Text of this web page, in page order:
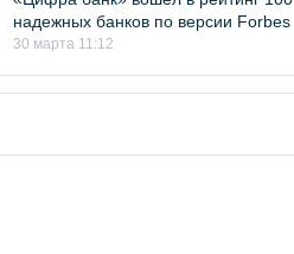
надежных банков по версии Forbes
30 марта 11:12